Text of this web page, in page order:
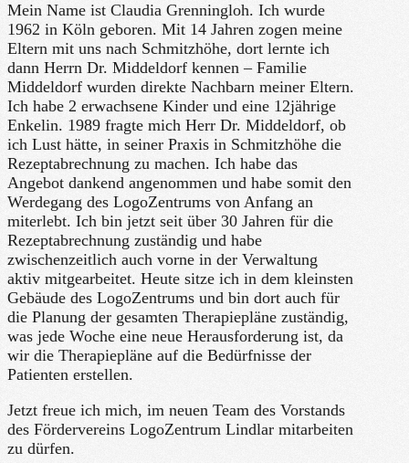
Mein Name ist Claudia Grenningloh. Ich wurde
1962 in Köln geboren. Mit 14 Jahren zogen meine
Eltern mit uns nach Schmitzhöhe, dort lernte ich
dann Herrn Dr. Middeldorf kennen – Familie
Middeldorf wurden direkte Nachbarn meiner Eltern.
Ich habe 2 erwachsene Kinder und eine 12jährige
Enkelin. 1989 fragte mich Herr Dr. Middeldorf, ob
ich Lust hätte, in seiner Praxis in Schmitzhöhe die
Rezeptabrechnung zu machen. Ich habe das
Angebot dankend angenommen und habe somit den
Werdegang des LogoZentrums von Anfang an
miterlebt. Ich bin jetzt seit über 30 Jahren für die
Rezeptabrechnung zuständig und habe
zwischenzeitlich auch vorne in der Verwaltung
aktiv mitgearbeitet. Heute sitze ich in dem kleinsten
Gebäude des LogoZentrums und bin dort auch für
die Planung der gesamten Therapiepläne zuständig,
was jede Woche eine neue Herausforderung ist, da
wir die Therapiepläne auf die Bedürfnisse der
Patienten erstellen.
Jetzt freue ich mich, im neuen Team des Vorstands
des Fördervereins LogoZentrum Lindlar mitarbeiten
zu dürfen.